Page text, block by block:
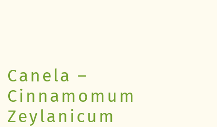
Canela –
Cinnamomum
Zeylanicum